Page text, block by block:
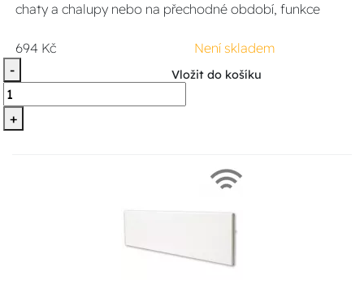
chaty a chalupy nebo na přechodné období, funkce
694 Kč
Není skladem
-
+
Vložit do košíku